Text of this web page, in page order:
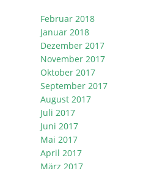
Februar 2018
Januar 2018
Dezember 2017
November 2017
Oktober 2017
September 2017
August 2017
Juli 2017
Juni 2017
Mai 2017
April 2017
März 2017